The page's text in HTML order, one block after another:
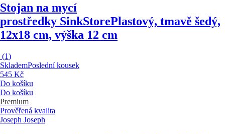
Stojan na mycí
prostředky SinkStorePlastový, tmavě šedý,
12x18 cm, výška 12 cm
(1)
SklademPoslední kousek
545 Kč
Do košíku
Do košíku
Premium
Prověřená kvalita
Joseph Joseph